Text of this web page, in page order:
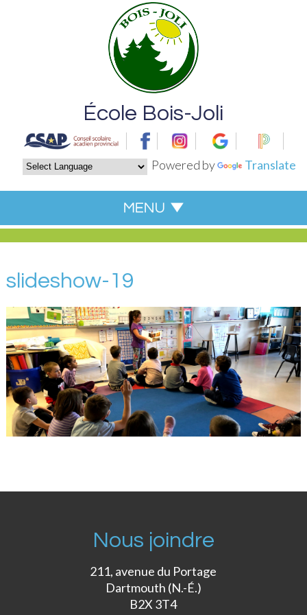
Powered by Translate
École Bois-Joli
slideshow-19
Nous joindre
211, avenue du Portage
Dartmouth (N.-É.)
B2X 3T4